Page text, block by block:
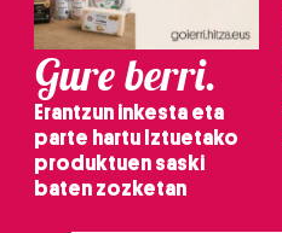
Gure berri.
Erantzun inkesta eta
parte hartu Iztuetako
produktuen saski
baten zozketan